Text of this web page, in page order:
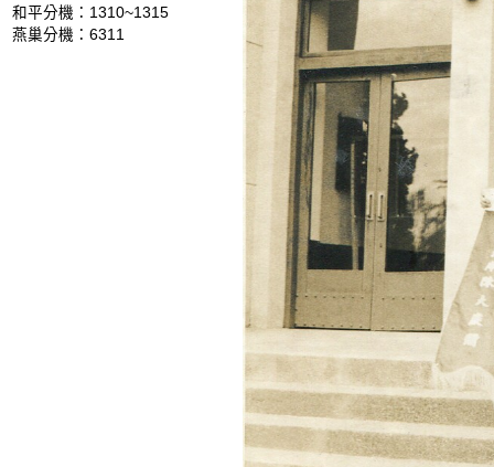
和平分機：1310~1315
燕巢分機：6311